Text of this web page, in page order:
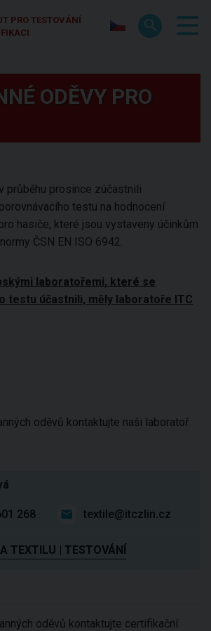
PRO TESTOVÁNÍ
ODĚVY PRO
průběhu prosince zúčastnili
testu na hodnocení
hasiče, které jsou vystaveny účinkům
ČSN EN ISO 6942.
laboratořemi, které se
testu účastnili, měly laboratoře ITC
oděvů kontaktujte naši laboratoř
268 textile@itczlin.cz
TEXTILU | TESTOVÁNÍ
oděvů kontaktujte certifikační